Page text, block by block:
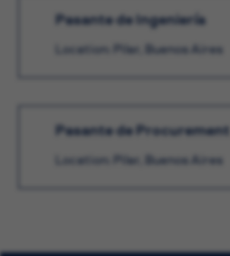
Pasante de Ingeniería
Location: Pilar, Buenos Aires
Pasante de Procurement
Location: Pilar, Buenos Aires